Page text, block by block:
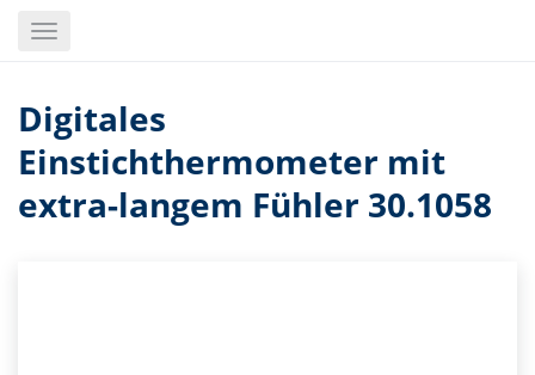
Toggle
Digitales
Einstichthermometer mit
extra-langem Fühler 30.1058